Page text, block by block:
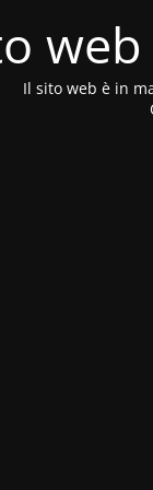
Il sito web è in